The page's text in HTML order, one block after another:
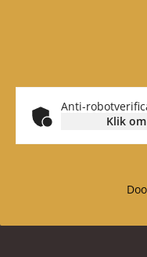
Anti-
Klik